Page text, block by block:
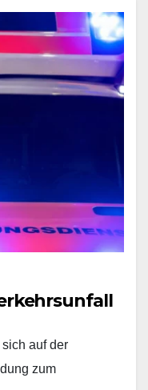
auf der
zum